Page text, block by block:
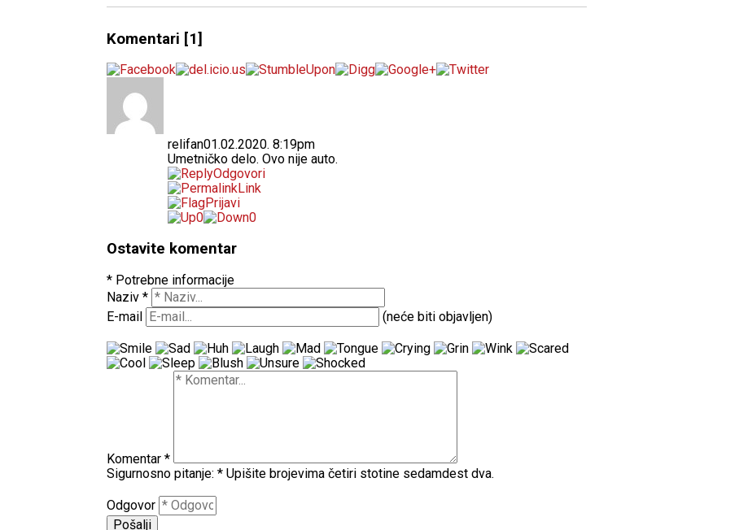
Komentari [1]
relifan01.02.2020. 8:19pm
Umetničko delo. Ovo nije auto.
Odgovori
Link
Prijavi
0
0
Ostavite komentar
* Potrebne informacije
Naziv *
E-mail
(neće biti objavljen)
Komentar *
Sigurnosno pitanje: * Upišite brojevima četiri stotine sedamdest dva.
Odgovor